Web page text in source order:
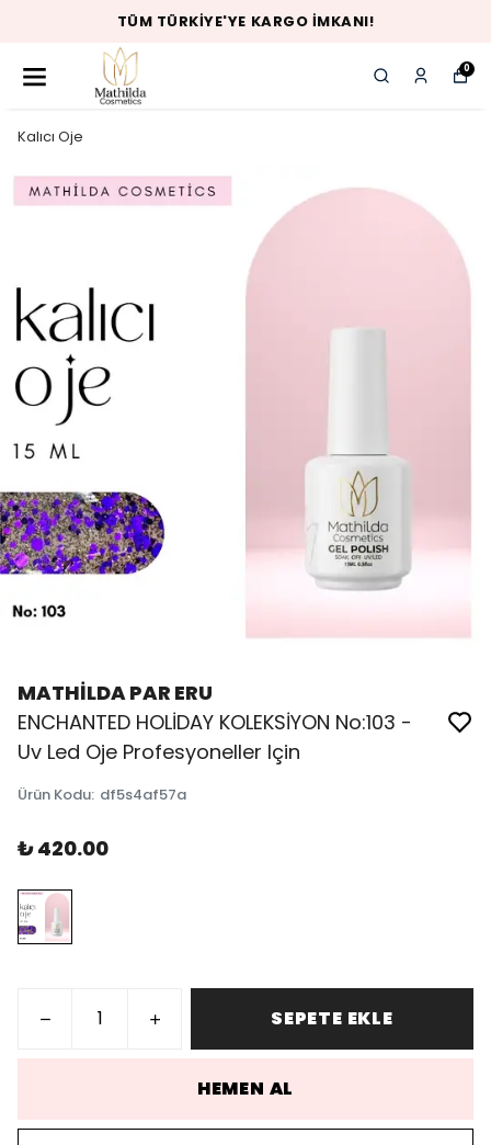
TÜM TÜRKIYE'YE KARGO İMKANI!
0
Kalıcı Oje
MATHİLDA PAR ERU
ENCHANTED HOLİDAY KOLEKSİYON No:103 -
Uv Led Oje Profesyoneller Için
Ürün Kodu: df5s4af57a
₺ 420.00
SEPETE EKLE
HEMEN AL